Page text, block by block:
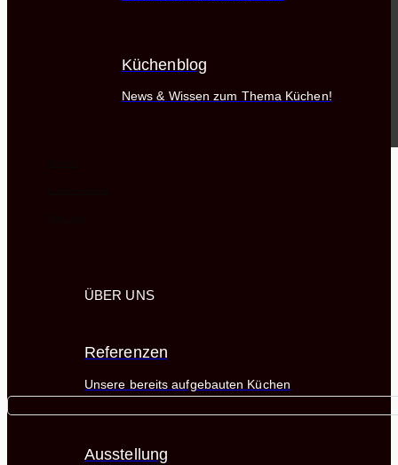
Küchenblog
News & Wissen zum Thema Küchen!
ÜBER UNS
Referenzen
Unsere bereits aufgebauten Küchen
Ausstellung